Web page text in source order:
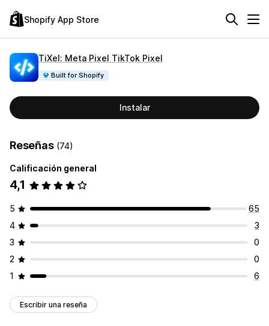
Shopify App Store
TiXel: Meta Pixel TikTok Pixel
Built for Shopify
Instalar
Reseñas (74)
Calificación general
4,1
5
65
4
3
3
0
2
0
1
6
Escribir una reseña